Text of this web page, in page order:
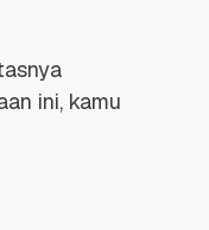
ini, kamu